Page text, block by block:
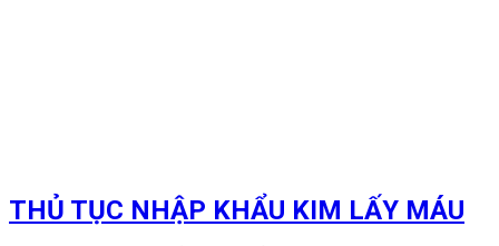
THỦ TỤC NHẬP KHẨU KIM LẤY MÁU